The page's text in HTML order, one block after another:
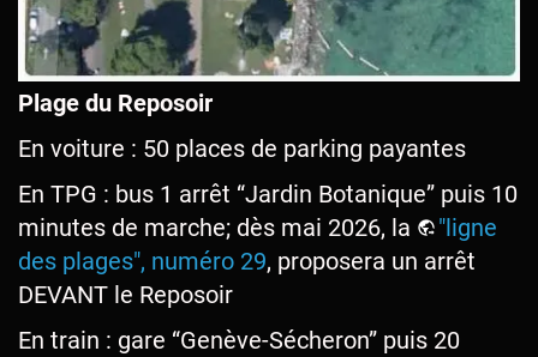
Plage du Reposoir
En voiture : 50 places de parking payantes
En TPG : bus 1 arrêt “Jardin Botanique” puis 10
minutes de marche; dès mai 2026, la
"ligne
des plages", numéro 29, proposera un arrêt
DEVANT le Reposoir
En train : gare “Genève-Sécheron” puis 20